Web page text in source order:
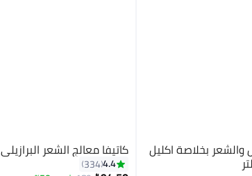
بخلاصة اكليل كاتيفا معالج الشعر البرازيلي
4.4
334